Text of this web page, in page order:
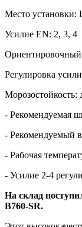
Место установки:
Усилие EN: 2, 3, 4
Ориентировочный
Регулировка
Морозостойкость:
- Рекомендуемая
- Рекомендуемый
- Рабочая
- Усилие 2-4
На склад
B760-SR.